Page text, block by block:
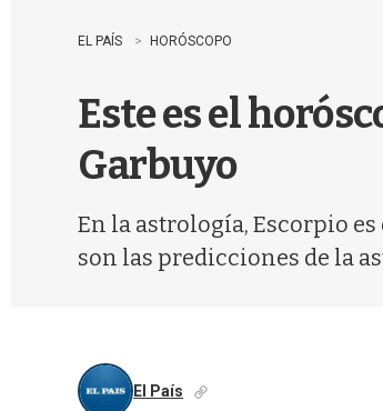
EL PAÍS HORÓSCOPO
Este es el
Garbuyo
En la astrología, Escorpio
son las predicciones de la
El País